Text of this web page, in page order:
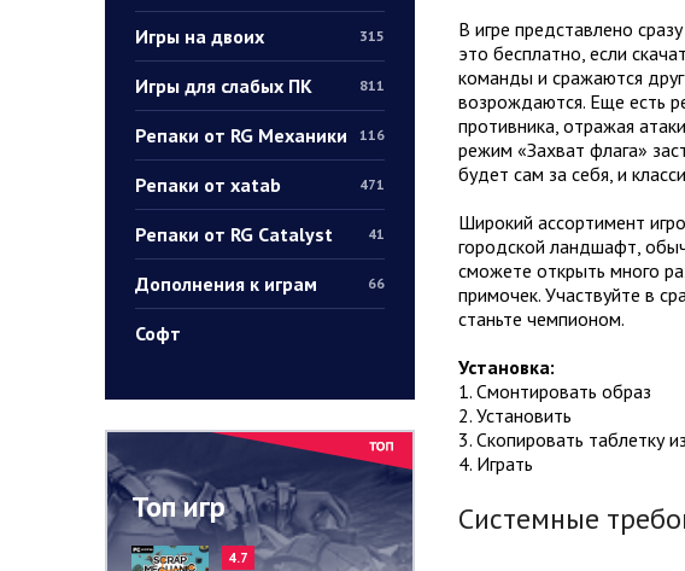
Игры на двоих 315
Игры для слабых ПК 811
Репаки от RG Механики 116
Репаки от xatab 471
Репаки от RG Catalyst 41
Дополнения к играм 66
Софт
Топ игр
4.7
В игре представлено
это бесплатно, если
команды и сражаются
возрождаются. Еще есть
противника, отражая
режим «Захват флага»
будет сам за себя, и
Широкий ассортимент
городской ландшафт,
сможете открыть много
примочек. Участвуйте в
станьте чемпионом.
Установка:
1. Смонтировать образ
2. Установить
3. Скопировать таблетку
4. Играть
Системные